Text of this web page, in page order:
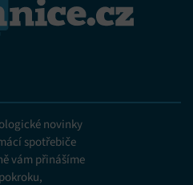
novinky
spotřebiče
vám přinášíme